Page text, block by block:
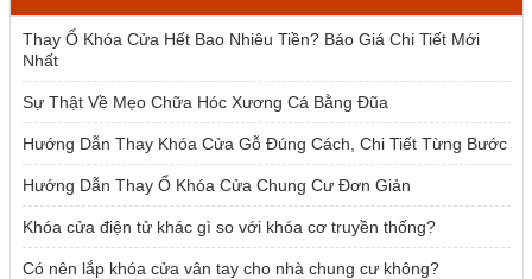
1.954.000 ₫.
Thay Ổ Khóa Cửa Hết Bao Nhiêu Tiền? Báo Giá Chi Tiết Mới
Nhất
Sự Thật Về Mẹo Chữa Hóc Xương Cá Bằng Đũa
Hướng Dẫn Thay Khóa Cửa Gỗ Đúng Cách, Chi Tiết Từng Bước
Hướng Dẫn Thay Ổ Khóa Cửa Chung Cư Đơn Giản
Khóa cửa điện tử khác gì so với khóa cơ truyền thống?
Có nên lắp khóa cửa vân tay cho nhà chung cư không?